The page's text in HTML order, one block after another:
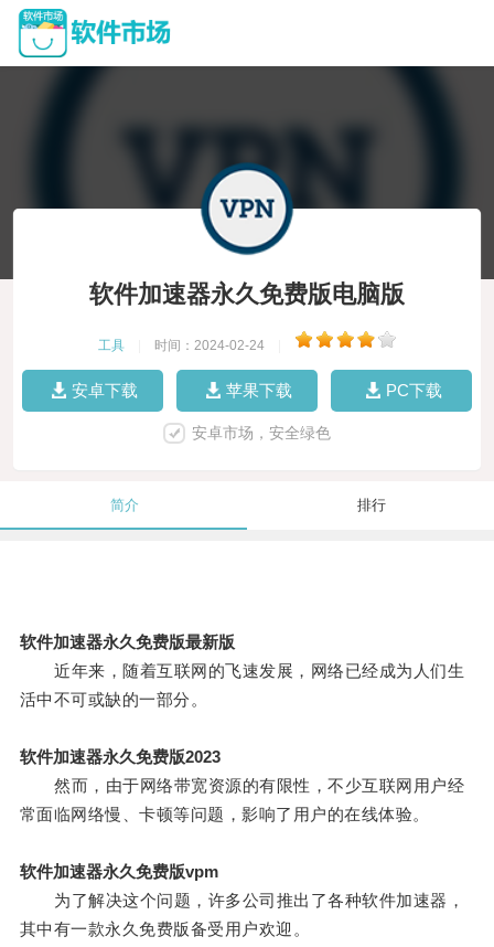
软件加速器永久免费版电脑版
工具 时间：2024-02-24
安卓下载 苹果下载 PC下载
安卓市场，安全绿色
简介 排行
软件加速器永久免费版最新版
近年来，随着互联网的飞速发展，网络已经成为人们生
活中不可或缺的一部分。
软件加速器永久免费版2023
然而，由于网络带宽资源的有限性，不少互联网用户经
常面临网络慢、卡顿等问题，影响了用户的在线体验。
软件加速器永久免费版vpm
为了解决这个问题，许多公司推出了各种软件加速器，
其中有一款永久免费版备受用户欢迎。